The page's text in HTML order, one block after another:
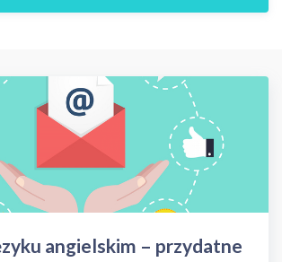
angielskim – przydatne